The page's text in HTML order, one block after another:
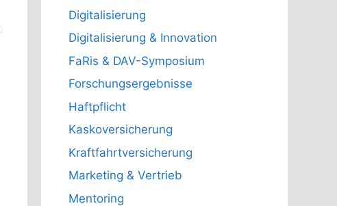
Digitalisierung
Digitalisierung & Innovation
FaRis & DAV-Symposium
Forschungsergebnisse
Haftpflicht
Kaskoversicherung
Kraftfahrtversicherung
Marketing & Vertrieb
Mentoring